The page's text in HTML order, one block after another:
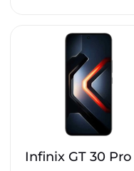
Infinix GT 30 Pro